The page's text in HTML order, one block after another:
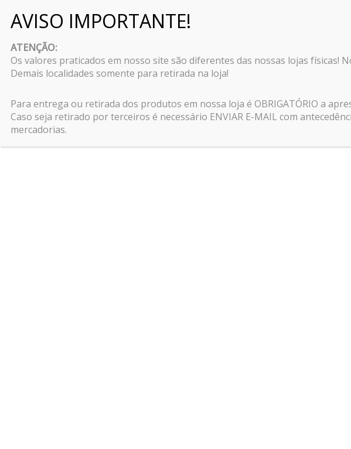
Pular
para
o
conteúdo
Início \ Rações para Gatos \ Ração Multi Star Cat Mix para Gatos Adultos
ATENÇÃO:
Os valores praticados em nosso site são diferentes das nossas lojas físicas!
Demais localidades somente para retirada na loja!
Para entrega ou retirada dos produtos em nossa loja é OBRIGATÓRIO a
Caso seja retirado por terceiros é necessário ENVIAR E-MAIL com
mercadorias.